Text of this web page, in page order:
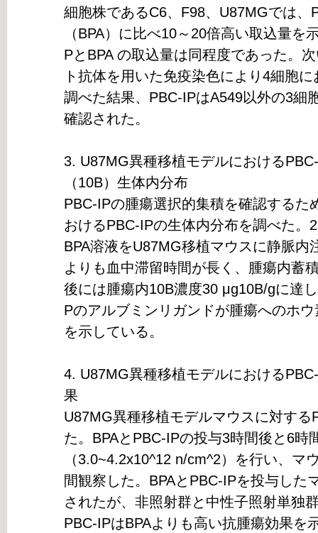
細胞株であるC6、F98、U87MGでは、
（BPA）に比べ10～20倍高い取込量を
PとBPA の取込量は同程度であった。
ト抗体を用いた免疫染色により4細胞
調べた結果、PBC-IPはA549以外の3細
確認された。
3. U87MG異種移植モデルにおける
（10B）生体内分布
PBC-IPの腫瘍選択的集積を確認するた
おけるPBC-IPの生体内分布を調べた。
BPA溶液をU87MG移植マウスに静脈内
よりも血中滞留時間が長く、腫瘍内蓄
後には腫瘍内10B濃度30 μg10B/gに達
Pのアルブミンリガンドが腫瘍へのホ
を示している。
4. U87MG異種移植モデルにおける
果
U87MG異種移植モデルマウスに対する
た。BPAとPBC-IPの投与3時間後と6時
（3.0~4.2x10^12 n/cm^2）を行い、マ
間観察した。BPAとPBC-IPを投与した
されたが、非照射群と中性子照射単独
PBC-IPはBPAよりも高い抗腫瘍効果を